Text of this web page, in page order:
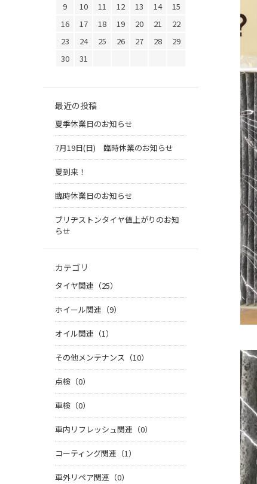
9
10 11 12 13 14
15
16
17 18 19 20 21
22
23
24 25 26 27 28
29
30
31
最近の投稿
夏季休業日のお知らせ
7月19日(日) 臨時休業のお知らせ
夏到来！
臨時休業日のお知らせ
ブリヂストンタイヤ値上がりのお知
らせ
カテゴリ
タイヤ関連（25）
ホイール関連（9）
オイル関連（1）
その他メンテナンス（10）
点検（0）
車検（0）
車内リフレッシュ関連（0）
コーティング関連（1）
車外リペア関連（0）